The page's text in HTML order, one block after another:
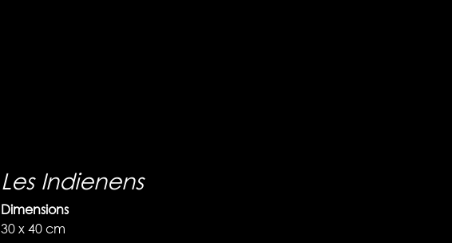
Les Indienens
Dimensions
30 x 40 cm